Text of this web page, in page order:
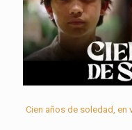
Cien años de soledad, en